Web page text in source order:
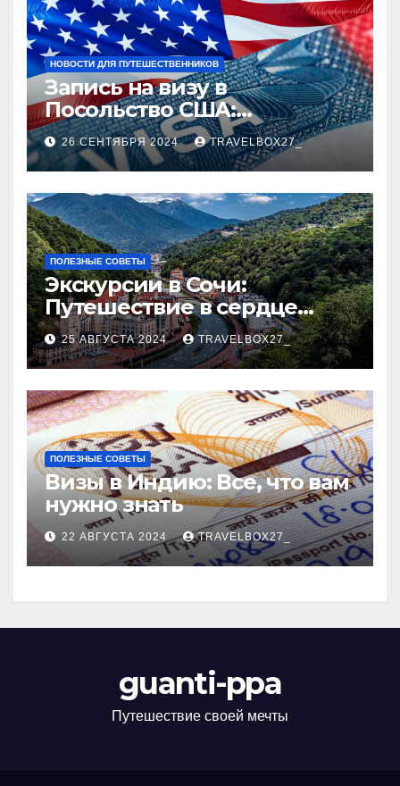
НОВОСТИ ДЛЯ ПУТЕШЕСТВЕННИКОВ
Запись на визу в
Посольство США:
Пошаговое руководство
26 СЕНТЯБРЯ 2024 TRAVELBOX27_
ПОЛЕЗНЫЕ СОВЕТЫ
Экскурсии в Сочи:
Путешествие в сердце
Черноморского курорта
25 АВГУСТА 2024 TRAVELBOX27_
ПОЛЕЗНЫЕ СОВЕТЫ
Визы в Индию: Все, что вам
нужно знать
22 АВГУСТА 2024 TRAVELBOX27_
guanti-ppa
Путешествие своей мечты